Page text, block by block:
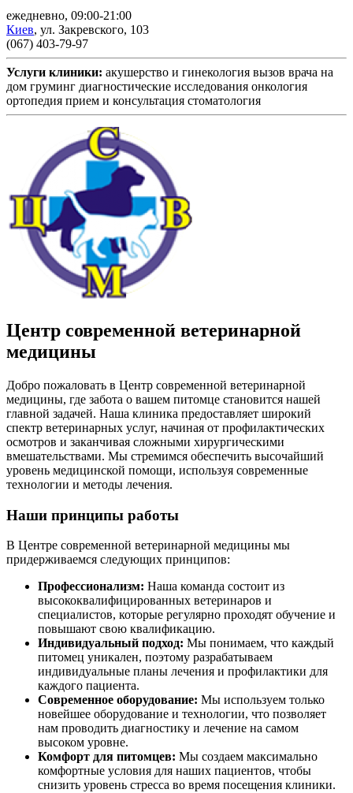
ежедневно, 09:00-21:00
Киев, ул. Закревского, 103
(067) 403-79-97
Услуги клиники: акушерство и гинекология вызов врача на
дом груминг диагностические исследования онкология
ортопедия прием и консультация стоматология
Центр современной ветеринарной
медицины
Добро пожаловать в Центр современной ветеринарной
медицины, где забота о вашем питомце становится нашей
главной задачей. Наша клиника предоставляет широкий
спектр ветеринарных услуг, начиная от профилактических
осмотров и заканчивая сложными хирургическими
вмешательствами. Мы стремимся обеспечить высочайший
уровень медицинской помощи, используя современные
технологии и методы лечения.
Наши принципы работы
В Центре современной ветеринарной медицины мы
придерживаемся следующих принципов:
Профессионализм: Наша команда состоит из
высококвалифицированных ветеринаров и
специалистов, которые регулярно проходят обучение и
повышают свою квалификацию.
Индивидуальный подход: Мы понимаем, что каждый
питомец уникален, поэтому разрабатываем
индивидуальные планы лечения и профилактики для
каждого пациента.
Современное оборудование: Мы используем только
новейшее оборудование и технологии, что позволяет
нам проводить диагностику и лечение на самом
высоком уровне.
Комфорт для питомцев: Мы создаем максимально
комфортные условия для наших пациентов, чтобы
снизить уровень стресса во время посещения клиники.